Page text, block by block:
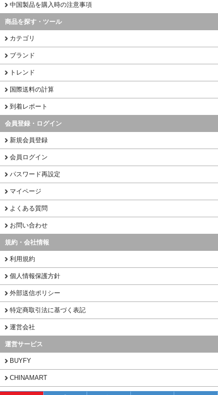
中国製品を購入時の注意事項
商品を探す・ツール
カテゴリ
ブランド
トレンド
国際送料の計算
到着レポート
会員登録・ログイン
新規会員登録
会員ログイン
パスワード再設定
マイページ
よくある質問
お問い合わせ
規約・会社情報
利用規約
個人情報保護方針
外部送信ポリシー
特定商取引法に基づく表記
運営会社
運営サービス
BUYFY
CHINAMART